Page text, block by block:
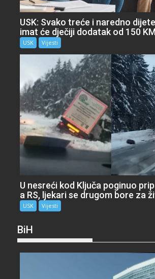
USK: Svako treće i naredno
imat će dječiji dodatak od 150
USK Vijesti
U nesreći kod Ključa poginuo
a RS, ljekari se drugom bore za
USK Vijesti
BiH